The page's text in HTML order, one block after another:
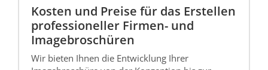
Kosten und Preise für das Erstellen
professioneller Firmen- und
Imagebroschüren
Wir bieten Ihnen die Entwicklung Ihrer